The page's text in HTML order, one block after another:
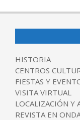
HISTORIA
CENTROS
FIESTAS Y
VISITA VIRTUAL
LOCALIZACIÓN Y
REVISTA EN